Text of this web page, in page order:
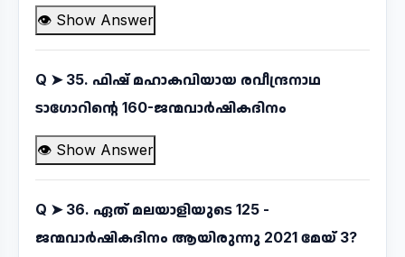
👁 Show Answer
Q ➤ 35. ഫിഷ് മഹാകവിയായ രവീന്ദ്രനാഥ
ടാഗോറിന്റെ 160-ജന്മവാർഷികദിനം
👁 Show Answer
Q ➤ 36. ഏത് മലയാളിയുടെ 125 -
ജന്മവാർഷികദിനം ആയിരുന്നു 2021 മേയ് 3?